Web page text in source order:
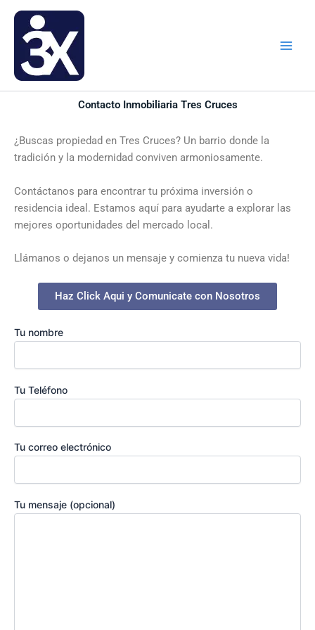
contenido
Contacto Inmobiliaria Tres Cruces
¿Buscas propiedad en Tres Cruces? Un barrio donde la
tradición y la modernidad conviven armoniosamente.
Contáctanos para encontrar tu próxima inversión o
residencia ideal. Estamos aquí para ayudarte a explorar las
mejores oportunidades del mercado local.
Llámanos o dejanos un mensaje y comienza tu nueva vida!
Haz Click Aqui y Comunicate con Nosotros
Tu nombre
Tu Teléfono
Tu correo electrónico
Tu mensaje (opcional)